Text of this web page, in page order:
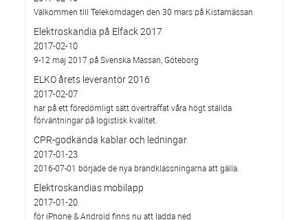
Välkommen till Telekomdagen den 30 mars på Kistamässan
Elektroskandia på Elfack 2017
2017-02-10
9-12 maj 2017 på Svenska Mässan, Göteborg
ELKO årets leverantör 2016
2017-02-07
har på ett föredömligt sätt överträffat våra högt ställda
förväntningar på logistisk kvalitet.
CPR-godkända kablar och ledningar
2017-01-23
2016-07-01 började de nya brandklassningarna att gälla.
Elektroskandias mobilapp
2017-01-20
för iPhone & Android finns nu att ladda ned